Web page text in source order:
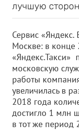
лучшую
Сервис «Яндекс.
Москве: в конце
«Яндекс.Такси»
московскую
работы
увеличилась в
2018 года
достигло 1 млн
в тот же период